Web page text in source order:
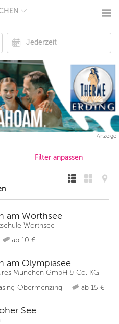
Anzeige
am Wörthsee
Wörthsee
ab 10 €
am Olympiasee
München GmbH & Co. KG
Obermenzing
ab 15 €
See